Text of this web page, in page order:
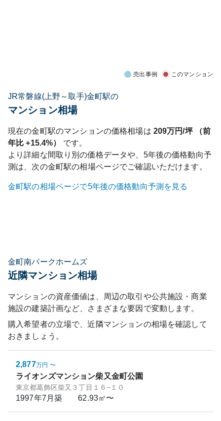
売出事例 このマンション
JR常磐線(上野～取手)金町駅の
マンション相場
現在の金町駅のマンションの価格相場は 209万円/坪 （前
年比+15.4%）
です。
より詳細な間取り別の価格データや、5年後の価格動向予
測は、次の金町駅の相場ページでご確認いただけます。
金町駅の相場ページで5年後の価格動向予測を見る
金町南パークホームズ
近隣マンション相場
マンションの資産価値は、周辺の取引や公共施設・商業
施設の建築計画など、さまざまな要因で変動します。
購入希望者の立場で、近隣マンションの相場を確認して
おきましょう。
2,877万円 〜
ライオンズマンション柴又金町公園
東京都葛飾区柴又３丁目１６−１０
1997年7月築 62.93㎡〜